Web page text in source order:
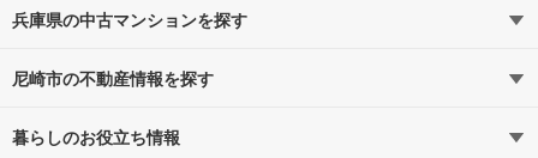
兵庫県の中古マンションを探す
路線・駅から探す
通勤・通学時間から探す
尼崎市の不動産情報を探す
不動産・住宅
暮らしのお役立ち情報